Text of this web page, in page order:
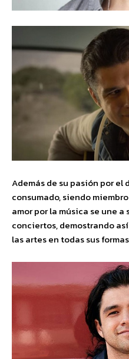
Además de su pasión por el
consumado, siendo
amor por la música se une
conciertos, demostrando
las artes en todas sus